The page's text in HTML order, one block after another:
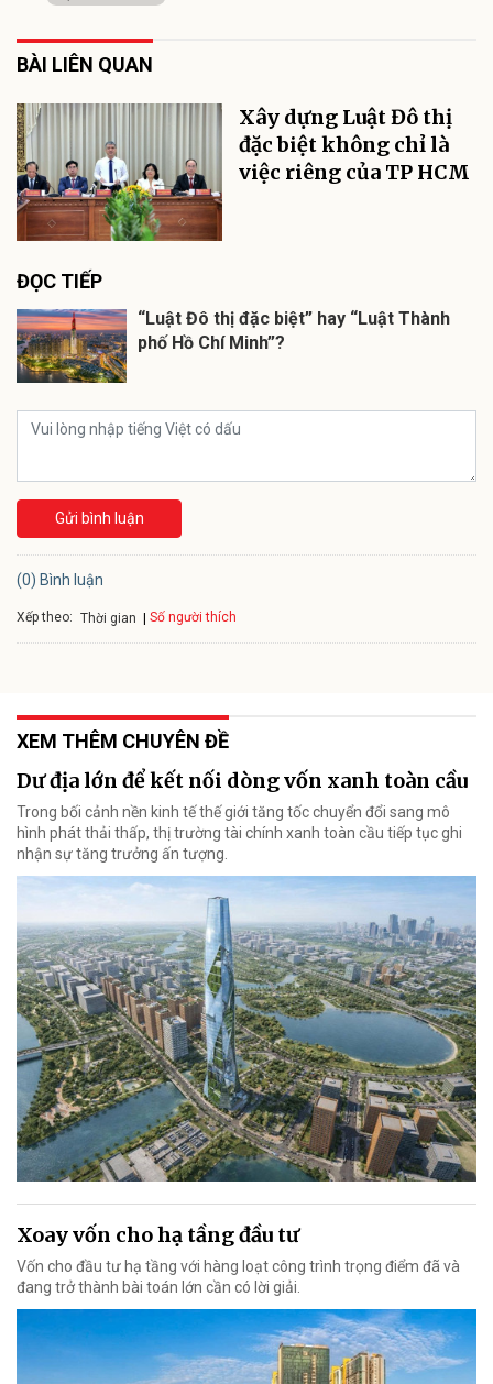
BÀI LIÊN QUAN
Xây dựng Luật Đô thị
đặc biệt không chỉ là
việc riêng của TP HCM
ĐỌC TIẾP
“Luật Đô thị đặc biệt” hay “Luật Thành
phố Hồ Chí Minh”?
Gửi bình luận
(0) Bình luận
Xếp theo: Thời gian Số người thích
XEM THÊM CHUYÊN ĐỀ
Dư địa lớn để kết nối dòng vốn xanh toàn cầu
Trong bối cảnh nền kinh tế thế giới tăng tốc chuyển đổi sang mô
hình phát thải thấp, thị trường tài chính xanh toàn cầu tiếp tục ghi
nhận sự tăng trưởng ấn tượng.
Xoay vốn cho hạ tầng đầu tư
Vốn cho đầu tư hạ tầng với hàng loạt công trình trọng điểm đã và
đang trở thành bài toán lớn cần có lời giải.